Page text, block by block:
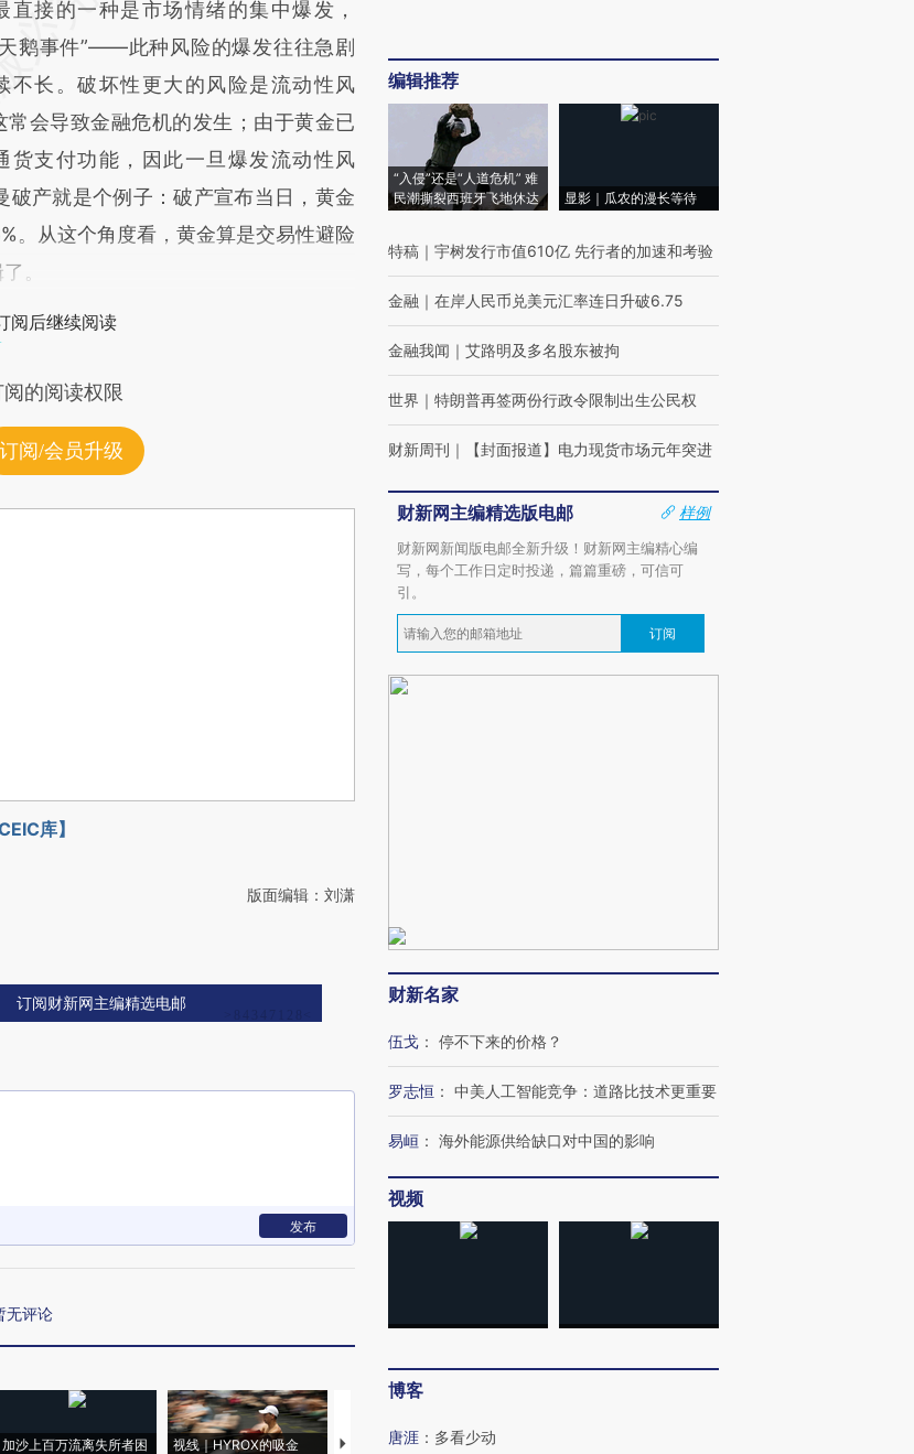
直接的一种是市场情绪的集中爆发，
鹅事件”——此种风险的爆发往往急剧
不长。破坏性更大的风险是流动性风
常会导致金融危机的发生；由于黄金已
货支付功能，因此一旦爆发流动性风
产就是个例子：破产宣布当日，黄金
。从这个角度看，黄金算是交易性避险
。
阅后继续阅读
的阅读权限
订阅/会员升级
库】
版面编辑：刘潇
订阅财新网主编精选电邮
发布
无评论
加沙上百万流离失所者困
视线｜HYROX的吸金
马航飞行员跨国走私7万
编辑推荐
“入侵”还是“人道危机” 难
民潮撕裂西班牙飞地休达
显影｜瓜农的漫长等待
特稿 ｜ 宇树发行市值610亿 先行者的加速和考验
金融 ｜ 在岸人民币兑美元汇率连日升破6.75
金融我闻 ｜ 艾路明及多名股东被拘
世界 ｜ 特朗普再签两份行政令限制出生公民权
财新周刊 ｜ 【封面报道】电力现货市场元年突进
财新网主编精选版电邮
样例
财新网新闻版电邮全新升级！财新网主编精心编
写，每个工作日定时投递，篇篇重磅，可信可
引。
订阅
财新名家
伍戈 ： 停不下来的价格？
罗志恒 ： 中美人工智能竞争：道路比技术更重要
易峘 ： 海外能源供给缺口对中国的影响
视频
博客
唐涯 ： 多看少动